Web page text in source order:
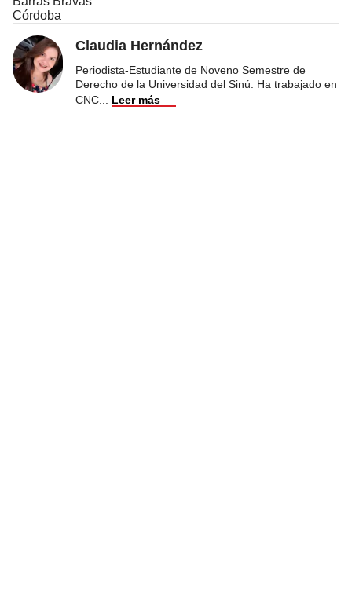
Córdoba
Claudia Hernández
Periodista-Estudiante de Noveno Semestre de
Derecho de la Universidad del Sinú. Ha trabajado en
CNC
Leer más